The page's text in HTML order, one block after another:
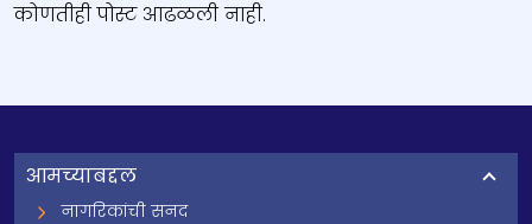
कोणतीही पोस्ट आढळली नाही.
आमच्याबद्दल
नागरिकांची सनद